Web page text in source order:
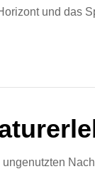
und das
ungenutzten